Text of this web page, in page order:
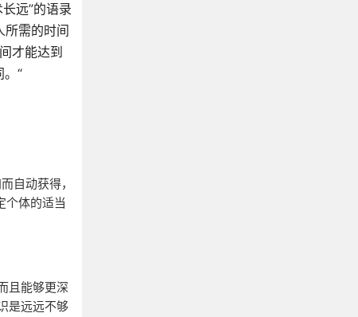
远”的语录
所需的时间
才能达到
“
自动获得，
个体的适当
且能够更深
是远远不够